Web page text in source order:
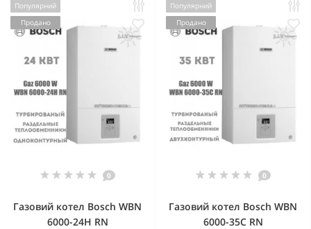
Популярний
Продано
0
Газовий котел Bosch WBN
6000-24H RN
Популярний
Продано
0
Газовий котел Bosch WBN
6000-35C RN